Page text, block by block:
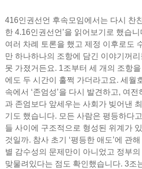
416인권선언 후속모임에서는 다시 찬
한 4.16인권선언’을 읽어보기로 했습
여러 차례 토론을 했고 제정 이후로도
만 하나하나의 조항에 담긴 이야기꺼
못 가졌거든요. 1조부터 세 개의 조항
에도 두 시간이 훌쩍 가더라고요. 세월
속에서 ‘존엄성’을 다시 발견하고, 여
과 존엄보다 앞세우는 사회가 빚어낸
기도 했습니다. 모든 사람은 평등하다
들 사이에 구조적으로 형성된 위계가
것일까. 참사 초기 ‘평등한 애도’에 관
별 감수성의 문제만이 아니었고 정부
맞물려있다는 점도 확인했습니다. 3조